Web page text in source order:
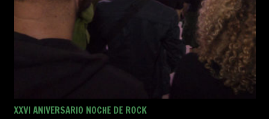
XXVI ANIVERSARIO NOCHE DE ROCK